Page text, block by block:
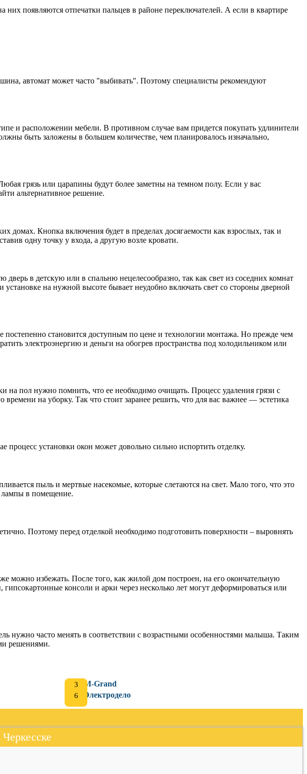
появляются отпечатки пальцев в районе переключателей. А если в квартире
автомат может часто "выбивать". Поэтому специалисты рекомендуют
и расположении мебели. В противном случае вам придется покупать удлинители
быть заложены в большем количестве, чем планировалось изначально,
грязь или царапины будут более заметны на темном полу. Если у вас
альтернативное решение.
Кнопка включения будет в пределах досягаемости как взрослых, так и
одну точку у входа, а другую возле кровати.
в детскую или в спальню нецелесообразно, так как свет из соседних комнат
на нужной высоте бывает неудобно включать свет со стороны дверной
постепенно становится доступным по цене и технологии монтажа. Но прежде чем
электроэнергию и деньги на обогрев пространства под холодильником или
пол нужно помнить, что ее необходимо очищать. Процесс удаления грязи с
на уборку. Так что стоит заранее решить, что для вас важнее — эстетика
процесс установки окон может довольно сильно испортить отделку.
пыль и мертвые насекомые, которые слетаются на свет. Мало того, что это
лампы в помещение.
Поэтому перед отделкой необходимо подготовить поверхности – выровнять
можно избежать. После того, как жилой дом построен, на его окончательную
консоли и арки через несколько лет могут деформироваться или
нужно часто менять в соответствии с возрастными особенностями малыша. Таким
решениями.
M-Grand
Электродело